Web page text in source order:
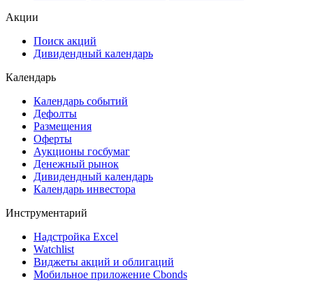
Акции
Поиск акций
Дивидендный календарь
Календарь
Календарь событий
Дефолты
Размещения
Оферты
Аукционы госбумаг
Денежный рынок
Дивидендный календарь
Календарь инвестора
Инструментарий
Надстройка Excel
Watchlist
Виджеты акций и облигаций
Мобильное приложение Cbonds